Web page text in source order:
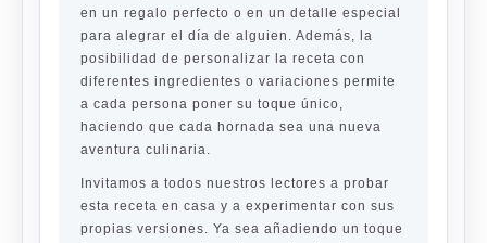
en un regalo perfecto o en un detalle especial
para alegrar el día de alguien. Además, la
posibilidad de personalizar la receta con
diferentes ingredientes o variaciones permite
a cada persona poner su toque único,
haciendo que cada hornada sea una nueva
aventura culinaria.
Invitamos a todos nuestros lectores a probar
esta receta en casa y a experimentar con sus
propias versiones. Ya sea añadiendo un toque